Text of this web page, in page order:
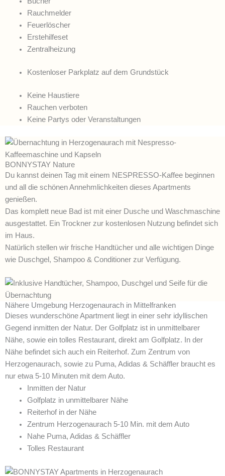
Rauchmelder
Feuerlöscher
Erstehilfeset
Zentralheizung
Kostenloser Parkplatz auf dem Grundstück
Keine Haustiere
Rauchen verboten
Keine Partys oder Veranstaltungen
BONNYSTAY Nature
Du kannst deinen Tag mit einem NESPRESSO-Kaffee beginnen
und all die schönen Annehmlichkeiten dieses Apartments
genießen.
Das komplett neue Bad ist mit einer Dusche und Waschmaschine
ausgestattet. Ein Trockner zur kostenlosen Nutzung befindet sich
im Haus.
Natürlich stellen wir frische Handtücher und alle wichtigen Dinge
wie Duschgel, Shampoo & Conditioner zur Verfügung.
Nähere Umgebung Herzogenaurach in Mittelfranken
Dieses wunderschöne Apartment liegt in einer sehr idyllischen
Gegend inmitten der Natur. Der Golfplatz ist in unmittelbarer
Nähe, sowie ein tolles Restaurant, direkt am Golfplatz. In der
Nähe befindet sich auch ein Reiterhof. Zum Zentrum von
Herzogenaurach, sowie zu Puma, Adidas & Schäffler braucht es
nur etwa 5-10 Minuten mit dem Auto.
Inmitten der Natur
Golfplatz in unmittelbarer Nähe
Reiterhof in der Nähe
Zentrum Herzogenaurach 5-10 Min. mit dem Auto
Nahe Puma, Adidas & Schäffler
Tolles Restaurant